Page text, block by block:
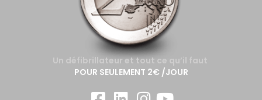
Un défibrillateur et tout ce qu’il faut
POUR SEULEMENT 2€ /JOUR